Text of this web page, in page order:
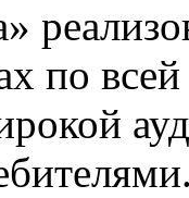
по